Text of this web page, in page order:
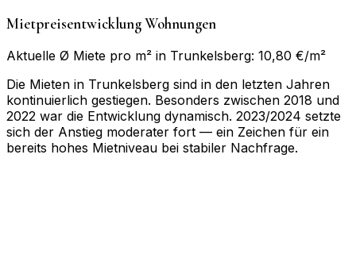
Mietpreisentwicklung Wohnungen
Aktuelle Ø Miete pro m² in Trunkelsberg: 10,80 €/m²
Die Mieten in Trunkelsberg sind in den letzten Jahren
kontinuierlich gestiegen. Besonders zwischen 2018 und
2022 war die Entwicklung dynamisch. 2023/2024 setzte
sich der Anstieg moderater fort — ein Zeichen für ein
bereits hohes Mietniveau bei stabiler Nachfrage.